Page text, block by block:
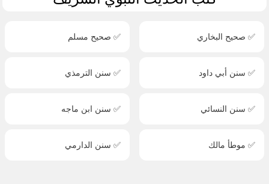
✅ صحيح البخاري ✅ صحيح مسلم
✅ سنن أبي داود ✅ سنن الترمذي
✅ سنن النسائي ✅ سنن ابن ماجه
✅ موطأ مالك ✅ سنن الدارمي